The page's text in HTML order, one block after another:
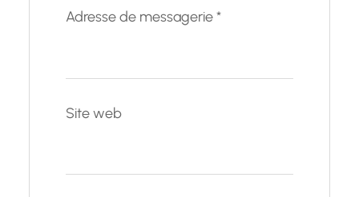
Adresse de messagerie*
Site web